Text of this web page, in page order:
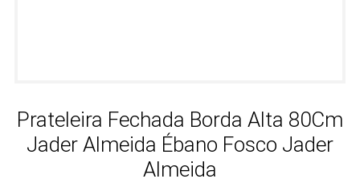
Prateleira Fechada Borda Alta 80Cm
Jader Almeida Ébano Fosco Jader
Almeida